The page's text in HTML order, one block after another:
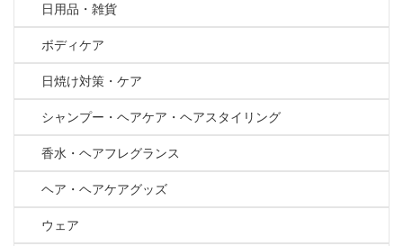
日用品・雑貨
ボディケア
日焼け対策・ケア
シャンプー・ヘアケア・ヘアスタイリング
香水・ヘアフレグランス
ヘア・ヘアケアグッズ
ウェア